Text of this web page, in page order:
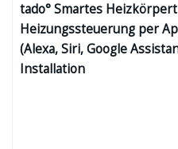
tado° Smartes
Heizungssteuerung per
(Alexa, Siri, Google
Installation